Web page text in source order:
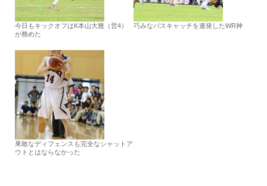
今日もキックオフはK本山大雅（営4）
が務めた
巧みなパスキャッチを連発したWR神
果敢なディフェンスも完全なシャットア
ウトとはならなかった